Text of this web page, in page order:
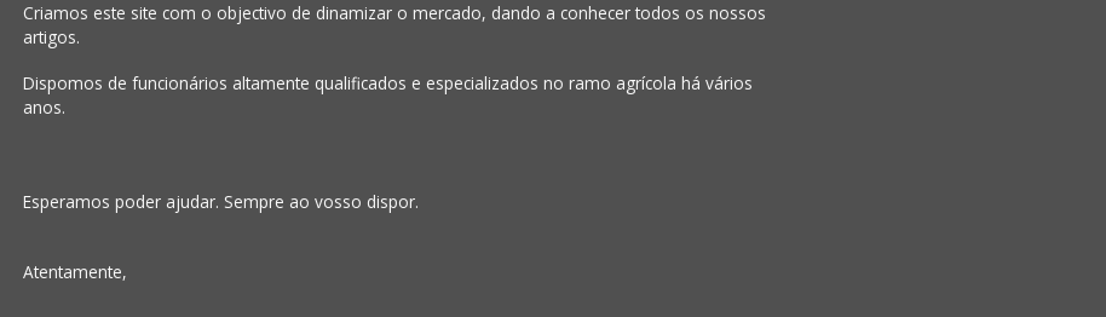
Criamos este site com o objectivo de dinamizar o mercado, dando a conhecer todos os nossos
artigos.
Dispomos de funcionários altamente qualificados e especializados no ramo agrícola há vários
anos.
Esperamos poder ajudar. Sempre ao vosso dispor.
Atentamente,